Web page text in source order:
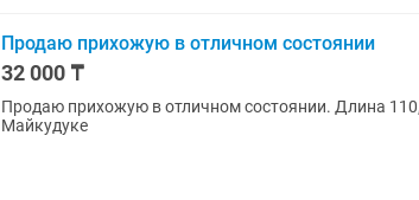
Продаю прихожую в отличном состоянии
32 000 ₸
Продаю прихожую в отличном состоянии. Длина
Майкудуке